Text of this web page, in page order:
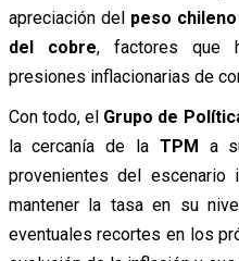
apreciación del peso chileno
del cobre, factores que
presiones inflacionarias de
Con todo, el Grupo de
la cercanía de la TPM a
provenientes del escenario
mantener la tasa en su
eventuales recortes en los